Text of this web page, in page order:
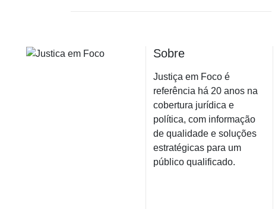
Sobre
Justiça em Foco é
referência há 20 anos na
cobertura jurídica e
política, com informação
de qualidade e soluções
estratégicas para um
público qualificado.